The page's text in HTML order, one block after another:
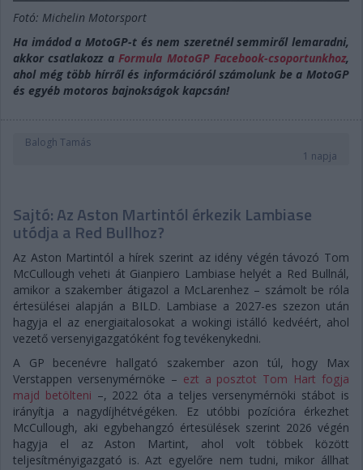
Fotó: Michelin Motorsport
Ha imádod a MotoGP-t és nem szeretnél semmiről lemaradni,
akkor csatlakozz a Formula MotoGP Facebook-csoportunkhoz,
ahol még több hírről és információról számolunk be a MotoGP
és egyéb motoros bajnokságok kapcsán!
Balogh Tamás
1 napja
Sajtó: Az Aston Martintól érkezik Lambiase
utódja a Red Bullhoz?
Az Aston Martintól a hírek szerint az idény végén távozó Tom
McCullough veheti át Gianpiero Lambiase helyét a Red Bullnál,
amikor a szakember átigazol a McLarenhez – számolt be róla
értesülései alapján a BILD. Lambiase a 2027-es szezon után
hagyja el az energiaitalosokat a wokingi istálló kedvéért, ahol
vezető versenyigazgatóként fog tevékenykedni.
A GP becenévre hallgató szakember azon túl, hogy Max
Verstappen versenymérnöke – ezt a posztot Tom Hart fogja
majd betölteni –, 2022 óta a teljes versenymérnöki stábot is
irányítja a nagydíjhétvégéken. Ez utóbbi pozícióra érkezhet
McCullough, aki egybehangzó értesülések szerint 2026 végén
hagyja el az Aston Martint, ahol volt többek között
teljesítményigazgató is. Azt egyelőre nem tudni, mikor állhat